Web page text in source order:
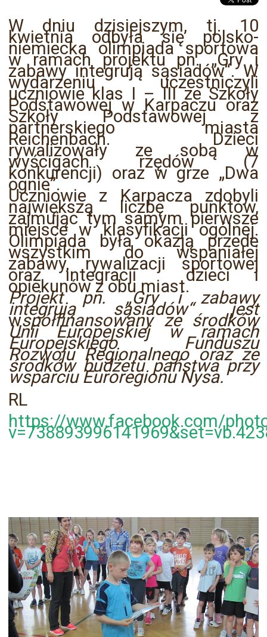
W dniu dzisiejszym, tj. 10
kwietnia odbyła się polsko-
niemiecka olimpiada sportowa
w ramach projektu pn. „Gry i
zabawy integrują sąsiadów“. W
wydarzeniu uczestniczyli
uczniowie klas I – III ze Szkoły
Podstawowej w Karpaczu oraz
Szkoły Podstawowej z
partnerskiego miasta
Reichenbach. Dzieci
rywalizowały ze sobą w
wyścigach rzędów (7
konkurencji) oraz w grze „Dwa
ognie”.
Uczniowie z Karpacza zdobyli
największą liczbę punktów,
zajmując tym samym pierwsze
miejsce w klasyfikacji ogólnej.
Olimpiada była okazją przede
wszystkim do wspaniałej
zabawy, rywalizacji sportowej
oraz integracji dzieci i
opiekunów z obu miast.
Projekt pn. „Gry i zabawy
integrują sąsiadów“ jest
współfinansowany ze środków
Unii Europejskiej w ramach
Europejskiego Funduszu
Rozwoju Regionalnego oraz ze
środków budżetu państwa przy
wsparciu Euroregionu Nysa.
RL
https://www.facebook.com/